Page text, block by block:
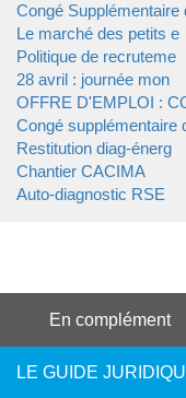
Congé Supplémentaire
Le marché des petits e
Politique de recruteme
28 avril : journée mon
OFFRE D'EMPLOI :
Congé supplémentaire
Restitution diag-énerg
Chantier CACIMA
Auto-diagnostic RSE
En complément
LE GUIDE